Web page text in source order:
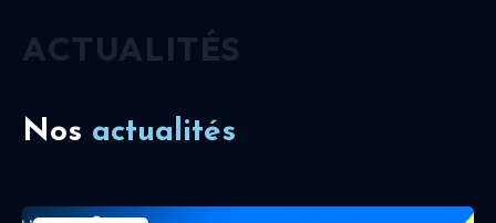
ACTUALITÉS
Nos actualités